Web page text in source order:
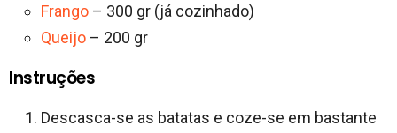
Frango – 300 gr (já cozinhado)
Queijo – 200 gr
Instruções
Descasca-se as batatas e coze-se em bastante